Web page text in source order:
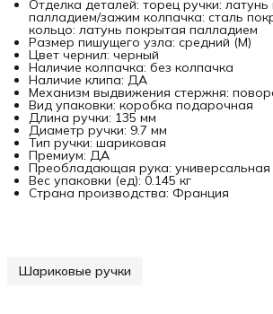
Отделка деталей: торец ручки:
палладием/зажим колпачка: сталь
кольцо: латунь покрытая палладием
Размер пишущего узла: средний (M)
Цвет чернил: черный
Наличие колпачка: без колпачка
Наличие клипа: ДА
Механизм выдвижения стержня:
Вид упаковки: коробка подарочная
Длина ручки: 135 мм
Диаметр ручки: 9.7 мм
Тип ручки: шариковая
Премиум: ДА
Преобладающая рука: универсальная
Вес упаковки (ед): 0.145 кг
Страна производства: Франция
Шариковые ручки